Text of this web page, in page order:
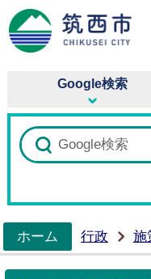
Google検索
ホーム
行政 施